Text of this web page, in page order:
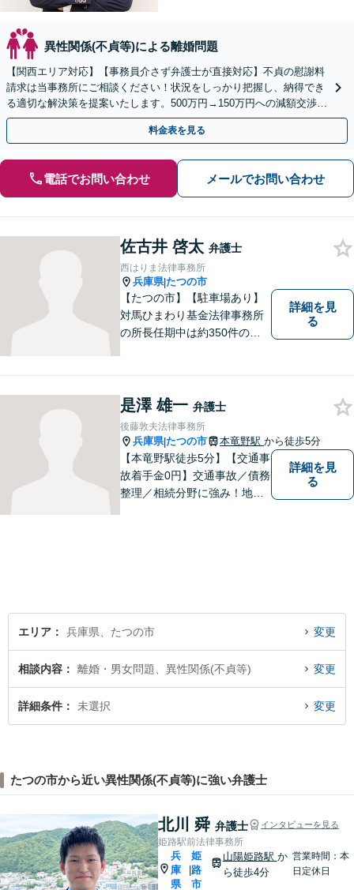
異性関係(不貞等)による離婚問題
【関西エリア対応】【事務員介さず弁護士が直接対応】不貞の慰謝料
請求は当事務所にご相談ください！状況をしっかり把握し、納得でき
る適切な解決策を提案いたします。500万円→150万円への減額交渉成
功事例あり【電話／メール相談可】
料金表を見る
電話でお問い合わせ メールでお問い合わせ
佐古井 啓太 弁護士
西はりま法律事務所
兵庫県|たつの市
【たつの市】【駐車場あり】
対馬ひまわり基金法律事務所
の所長任期中は約350件のご
まれ育った西播磨の地で新た
に開業し、皆さまのお力にな
れるよう努めてまいります。
詳細を見
る
是澤 雄一 弁護士
後藤敦夫法律事務所
兵庫県|たつの市 本竜野駅 から徒歩5分
【本竜野駅徒歩5分】【交通事
故着手金0円】交通事故／債務
整理／相続分野に強み！地域
詳細を見
る
エリア 兵庫県、たつの市 変更
相談内容 離婚・男女問題、異性関係(不貞等) 変更
詳細条件 未選択 変更
たつの市から近い異性関係(不貞等)に強い弁護士
北川 舜 弁護士 インタビューを見る
姫路駅前法律事務所
兵
庫
県
姫
路
市
山陽姫路駅 か
ら徒歩4分
営業時間：本
日定休日